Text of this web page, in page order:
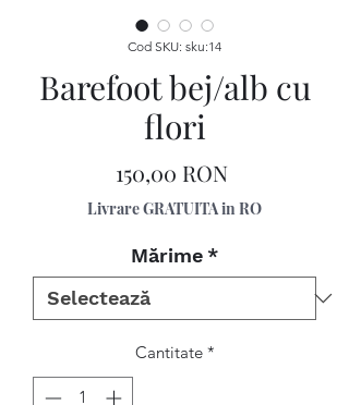
Cod SKU: sku:14
Barefoot bej/alb cu
flori
150,00 RONPreț
Livrare GRATUITA in RO
Mărime *
Cantitate *